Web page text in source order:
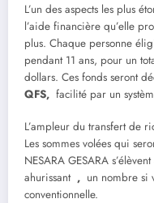
L’un des aspects les plus
l’aide financière qu’elle
plus. Chaque personne
pendant 11 ans, pour un
dollars. Ces fonds seront
QFS, facilité par un
L’ampleur du transfert de
Les sommes volées qui
NESARA GESARA
ahurissant , un nombre si
conventionnelle.